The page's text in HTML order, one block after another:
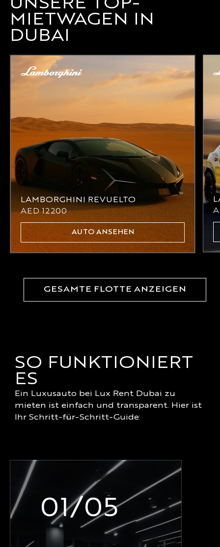
UNSERE TOP-
MIETWAGEN IN
DUBAI
LAMBORGHINI REVUELTO
AED12200
AUTO ANSEHEN
GESAMTE FLOTTE ANZEIGEN
SO FUNKTIONIERT
ES
Ein Luxusauto bei Lux Rent Dubai zu
mieten ist einfach und transparent. Hier ist
Ihr Schritt-für-Schritt-Guide:
01/05